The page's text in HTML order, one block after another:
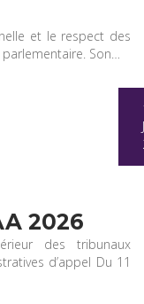
et le respect des
Son…
2026
des tribunaux
d’appel Du 11